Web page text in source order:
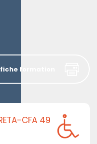
CFA 49
formation